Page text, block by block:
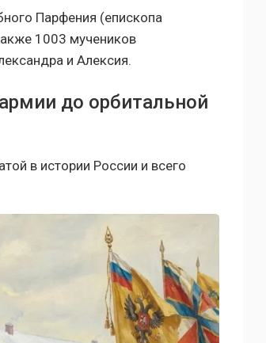
Парфения (епископа
1003 мучеников
и Алексия.
до орбитальной
в истории России и всего